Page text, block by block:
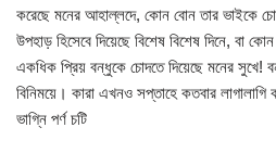
করেছে মনের আহাল্লদে, কোন বোন তার ভাইকে
উপহাড় হিসেবে দিয়েছে বিশেষ বিশেষ দিনে, বা
একধিক প্রিয় বন্ধুকে চোদতে দিয়েছে মনের সুখে!
বিনিময়ে। কারা এখনও সপ্তাহে কতবার
ভাগ্নি পর্ণ চটি